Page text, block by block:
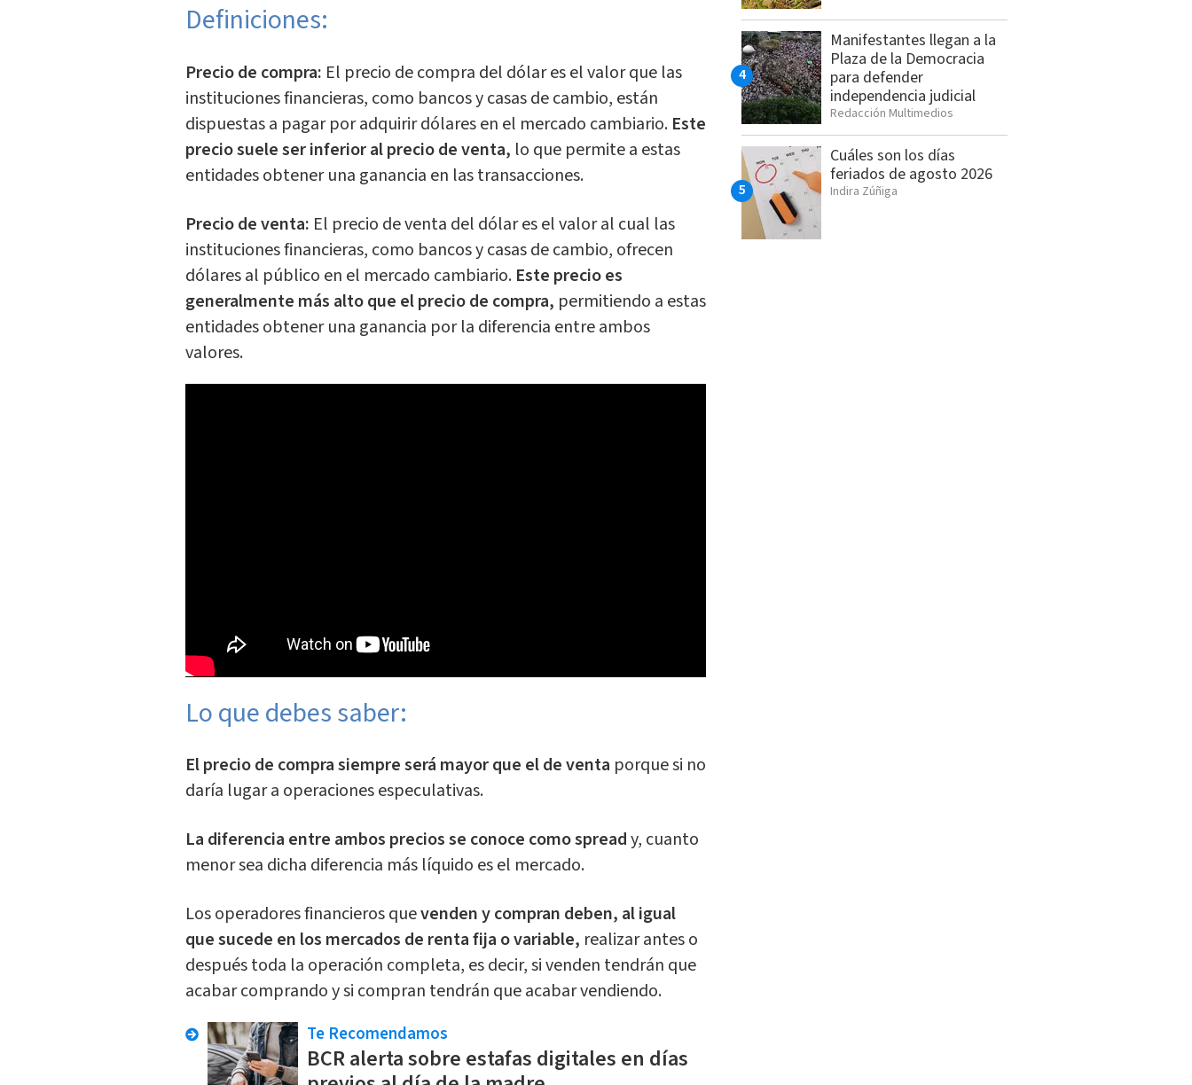
Definiciones:
Precio de compra: El precio de compra del dólar es el valor que las
instituciones financieras, como bancos y casas de cambio, están
dispuestas a pagar por adquirir dólares en el mercado cambiario.Este
precio suele ser inferior al precio de venta, lo que permite a estas
entidades obtener una ganancia en las transacciones.
Precio de venta: El precio de venta del dólar es el valor al cual las
instituciones financieras, como bancos y casas de cambio, ofrecen
dólares al público en el mercado cambiario. Este precio es
generalmente más alto que el precio de compra, permitiendo a estas
entidades obtener una ganancia por la diferencia entre ambos
valores.
Lo que debes saber:
El precio de compra siempre será mayor que el de venta porque si no
daría lugar a operaciones especulativas.
La diferencia entre ambos precios se conoce como spready, cuanto
menor sea dicha diferencia más líquido es el mercado.
Los operadores financieros quevenden y compran deben, al igual
que sucede en los mercados de renta fija o variable, realizar antes o
después toda la operación completa, es decir, si venden tendrán que
acabar comprando y si compran tendrán que acabar vendiendo.
Te Recomendamos
BCR alerta sobre estafas digitales en días
Manifestantes llegan a la
Plaza de la Democracia
para defender
independencia judicial
Redacción Multimedios
Cuáles son los días
feriados de agosto 2026
Indira Zúñiga